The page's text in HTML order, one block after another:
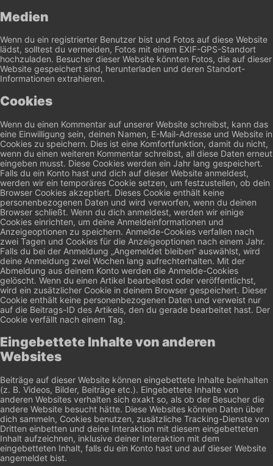
Medien
Wenn du ein registrierter Benutzer bist und Fotos auf diese Website
lädst, solltest du vermeiden, Fotos mit einem EXIF-GPS-Standort
hochzuladen. Besucher dieser Website könnten Fotos, die auf dieser
Website gespeichert sind, herunterladen und deren Standort-
Informationen extrahieren.
Cookies
Wenn du einen Kommentar auf unserer Website schreibst, kann das
eine Einwilligung sein, deinen Namen, E-Mail-Adresse und Website in
Cookies zu speichern. Dies ist eine Komfortfunktion, damit du nicht,
wenn du einen weiteren Kommentar schreibst, all diese Daten erneut
eingeben musst. Diese Cookies werden ein Jahr lang gespeichert.
Falls du ein Konto hast und dich auf dieser Website anmeldest,
werden wir ein temporäres Cookie setzen, um festzustellen, ob dein
Browser Cookies akzeptiert. Dieses Cookie enthält keine
personenbezogenen Daten und wird verworfen, wenn du deinen
Browser schließt. Wenn du dich anmeldest, werden wir einige
Cookies einrichten, um deine Anmeldeinformationen und
Anzeigeoptionen zu speichern. Anmelde-Cookies verfallen nach
zwei Tagen und Cookies für die Anzeigeoptionen nach einem Jahr.
Falls du bei der Anmeldung „Angemeldet bleiben“ auswählst, wird
deine Anmeldung zwei Wochen lang aufrechterhalten. Mit der
Abmeldung aus deinem Konto werden die Anmelde-Cookies
gelöscht. Wenn du einen Artikel bearbeitest oder veröffentlichst,
wird ein zusätzlicher Cookie in deinem Browser gespeichert. Dieser
Cookie enthält keine personenbezogenen Daten und verweist nur
auf die Beitrags-ID des Artikels, den du gerade bearbeitet hast. Der
Cookie verfällt nach einem Tag.
Eingebettete Inhalte von anderen
Websites
Beiträge auf dieser Website können eingebettete Inhalte beinhalten
(z. B. Videos, Bilder, Beiträge etc.). Eingebettete Inhalte von
anderen Websites verhalten sich exakt so, als ob der Besucher die
andere Website besucht hätte. Diese Websites können Daten über
dich sammeln, Cookies benutzen, zusätzliche Tracking-Dienste von
Dritten einbetten und deine Interaktion mit diesem eingebetteten
Inhalt aufzeichnen, inklusive deiner Interaktion mit dem
eingebetteten Inhalt, falls du ein Konto hast und auf dieser Website
angemeldet bist.